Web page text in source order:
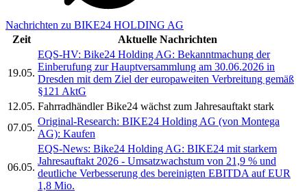
Nachrichten zu BIKE24 HOLDING AG
Zeit
Aktuelle Nachrichten
19.05.
EQS-HV: Bike24 Holding AG: Bekanntmachung der
Einberufung zur Hauptversammlung am 30.06.2026 in
Dresden mit dem Ziel der europaweiten Verbreitung gemäß
§121 AktG
12.05. Fahrradhändler Bike24 wächst zum Jahresauftakt stark
07.05.
Original-Research: BIKE24 Holding AG (von Montega
AG): Kaufen
06.05.
EQS-News: Bike24 Holding AG: BIKE24 mit starkem
Jahresauftakt 2026 - Umsatzwachstum von 21,9 % und
deutliche Verbesserung des bereinigten EBITDA auf EUR
1,8 Mio.